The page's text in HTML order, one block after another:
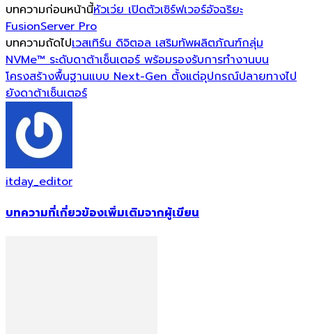
บทความก่อนหน้านี้หัวเว่ย เปิดตัวเซิร์ฟเวอร์อัจฉริยะ
FusionServer Pro
บทความถัดไปเวสเทิร์น ดิจิตอล เสริมทัพผลิตภัณฑ์กลุ่ม
NVMe™ ระดับดาต้าเซ็นเตอร์ พร้อมรองรับการทำงานบน
โครงสร้างพื้นฐานแบบ Next-Gen ตั้งแต่อุปกรณ์ปลายทางไป
ยังดาต้าเซ็นเตอร์
itday_editor
บทความที่เกี่ยวข้องเพิ่มเติมจากผู้เขียน